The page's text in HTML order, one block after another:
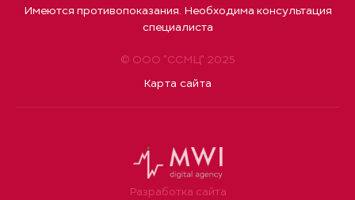
© ООО "ССМЦ" 2025
Карта сайта
Имеются противопоказания. Необходима консультация
специалиста
Разработка сайта